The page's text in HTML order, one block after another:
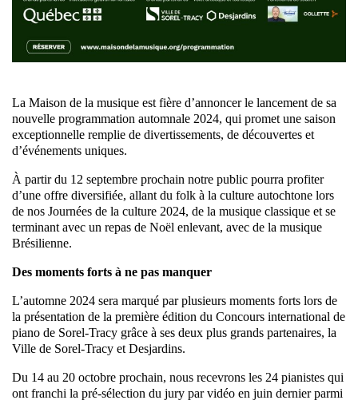
La Maison de la musique est fière d’annoncer le lancement de sa
nouvelle programmation automnale 2024, qui promet une saison
exceptionnelle remplie de divertissements, de découvertes et
d’événements uniques.
À partir du 12 septembre prochain notre public pourra profiter
d’une offre diversifiée, allant du folk à la culture autochtone lors
de nos Journées de la culture 2024, de la musique classique et se
terminant avec un repas de Noël enlevant, avec de la musique
Brésilienne.
Des moments forts à ne pas manquer
L’automne 2024 sera marqué par plusieurs moments forts lors de
la présentation de la première édition du Concours international de
piano de Sorel-Tracy grâce à ses deux plus grands partenaires, la
Ville de Sorel-Tracy et Desjardins.
Du 14 au 20 octobre prochain, nous recevrons les 24 pianistes qui
ont franchi la pré-sélection du jury par vidéo en juin dernier parmi